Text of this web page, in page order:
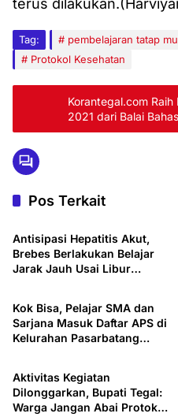
terus
Tag: pembelajaran tatap
Protokol Kesehatan
Korantegal.com
2021 dari Balai
Pos Terkait
Pendidikan
Antisipasi Hepatitis Akut,
Brebes Berlakukan Belajar
Jarak Jauh Usai Libur
Pendidikan
Kok Bisa, Pelajar SMA dan
Sarjana Masuk Daftar APS di
Kelurahan Pasarbatang
Inspire Slawi
Aktivitas Kegiatan
Dilonggarkan, Bupati Tegal:
Warga Jangan Abai Protokol